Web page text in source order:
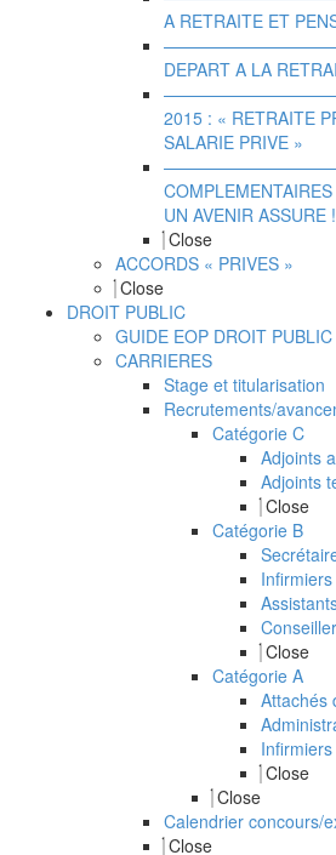
A RETRAITE ET
————————————-
DEPART A LA
2015 : « RETRAITE
SALARIE PRIVE »
UN AVENIR ASSURE !
Close
ACCORDS « PRIVES »
Close
DROIT PUBLIC
GUIDE EOP DROIT PUBLIC
CARRIERES
Stage et titularisation
Recrutements/
Catégorie C
Adjoints
Adjoints
Close
Catégorie B
Infirmiers
Close
Catégorie A
Attachés
Infirmiers
Close
Close
Calendrier concours/
Close